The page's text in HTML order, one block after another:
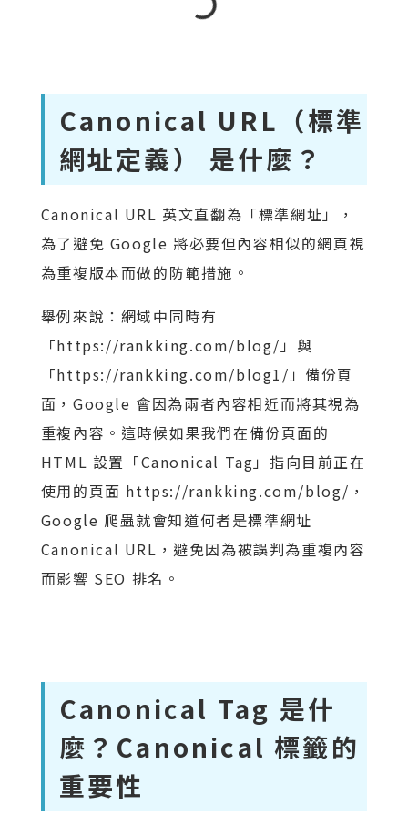
Canonical URL（標準
網址定義） 是什麼？
Canonical URL 英文直翻為「標準網址」，
為了避免 Google 將必要但內容相似的網頁視
為重複版本而做的防範措施。
舉例來說：網域中同時有
「https://rankking.com/blog/」與
「https://rankking.com/blog1/」備份頁
面，Google 會因為兩者內容相近而將其視為
重複內容。這時候如果我們在備份頁面的
HTML 設置「Canonical Tag」指向目前正在
使用的頁面 https://rankking.com/blog/，
Google 爬蟲就會知道何者是標準網址
Canonical URL，避免因為被誤判為重複內容
而影響 SEO 排名。
Canonical Tag 是什
麼？Canonical 標籤的
重要性